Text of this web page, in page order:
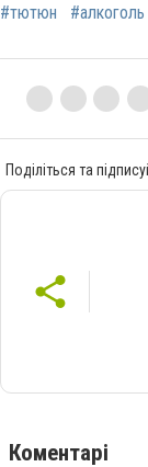
#тютюн
#алкоголь
Поділіться та
Коментарі